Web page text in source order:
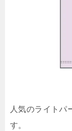
人気のライトパ
す。